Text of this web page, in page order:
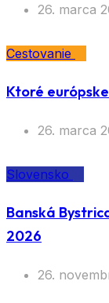
26. marca
Cestovanie
Ktoré
26. marca
Slovensko
Banská
2026
26.